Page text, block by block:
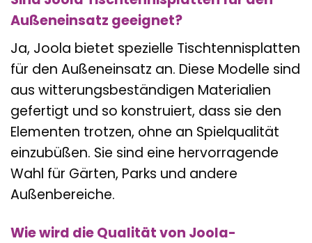
Außeneinsatz geeignet?
Ja, Joola bietet spezielle Tischtennisplatten
für den Außeneinsatz an. Diese Modelle sind
aus witterungsbeständigen Materialien
gefertigt und so konstruiert, dass sie den
Elementen trotzen, ohne an Spielqualität
einzubüßen. Sie sind eine hervorragende
Wahl für Gärten, Parks und andere
Außenbereiche.
Wie wird die Qualität von Joola-